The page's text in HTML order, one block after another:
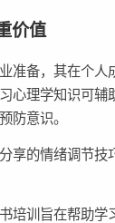
价值
准备，其在个人
心理学知识可辅
防意识。
享的情绪调节
培训旨在帮助